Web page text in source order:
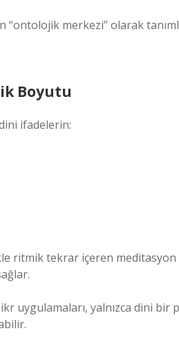
“ontolojik merkezi” olarak
Boyutu
ifadelerin:
ritmik tekrar içeren
uygulamaları, yalnızca dini bir